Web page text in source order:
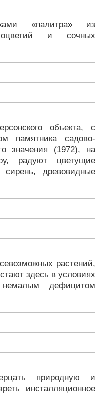
«палитра» из
и сочных
объекта, с
памятника садово-
значения (1972), на
радуют цветущие
древовидные
растений,
здесь в условиях
дефицитом
природную и
инсталляционное